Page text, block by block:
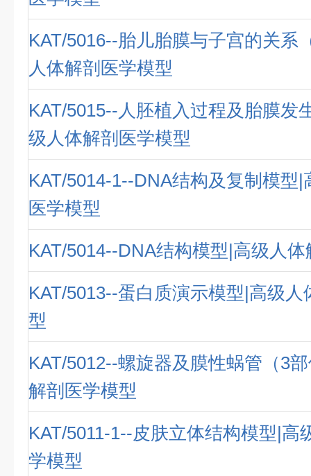
KAT/5016--胎儿胎膜与子宫的关系
人体解剖医学模型
KAT/5015--人胚植入过程及胎膜发
级人体解剖医学模型
KAT/5014-1--DNA结构及复制模型|
医学模型
KAT/5014--DNA结构模型|高级人
KAT/5013--蛋白质演示模型|高级人
型
KAT/5012--螺旋器及膜性蜗管（3
解剖医学模型
KAT/5011-1--皮肤立体结构模型|高
学模型